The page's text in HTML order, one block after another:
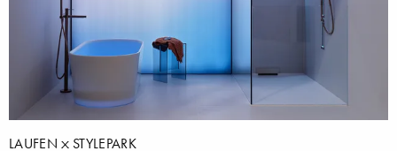
LAUFEN STYLEPARK